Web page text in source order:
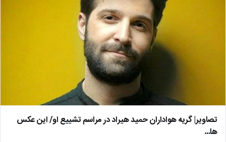
تصاویر| گریه هواداران حمید هیراد در مراسم تشییع او/ این عکس
ها…